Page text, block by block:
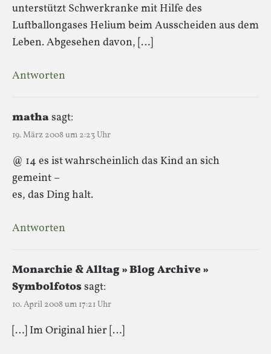
unterstützt Schwerkranke mit Hilfe des
Luftballongases Helium beim Ausscheiden aus dem
Leben. Abgesehen davon, […]
Antworten
mathasagt:
19. März 2008 um 2:23 Uhr
@ 14 es ist wahrscheinlich das Kind an sich
gemeint –
es, das Ding halt.
Antworten
Monarchie & Alltag » Blog Archive »
Symbolfotossagt:
10. April 2008 um 17:21 Uhr
[…] Im Original hier […]